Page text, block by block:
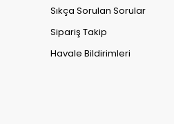
Sıkça Sorulan Sorular
Sipariş Takip
Havale Bildirimleri